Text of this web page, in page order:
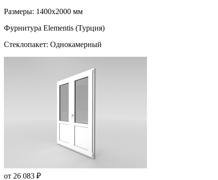
Размеры: 1400x2000 мм
Фурнитура Elementis (Турция)
Стеклопакет: Однокамерный
от 26 083 ₽